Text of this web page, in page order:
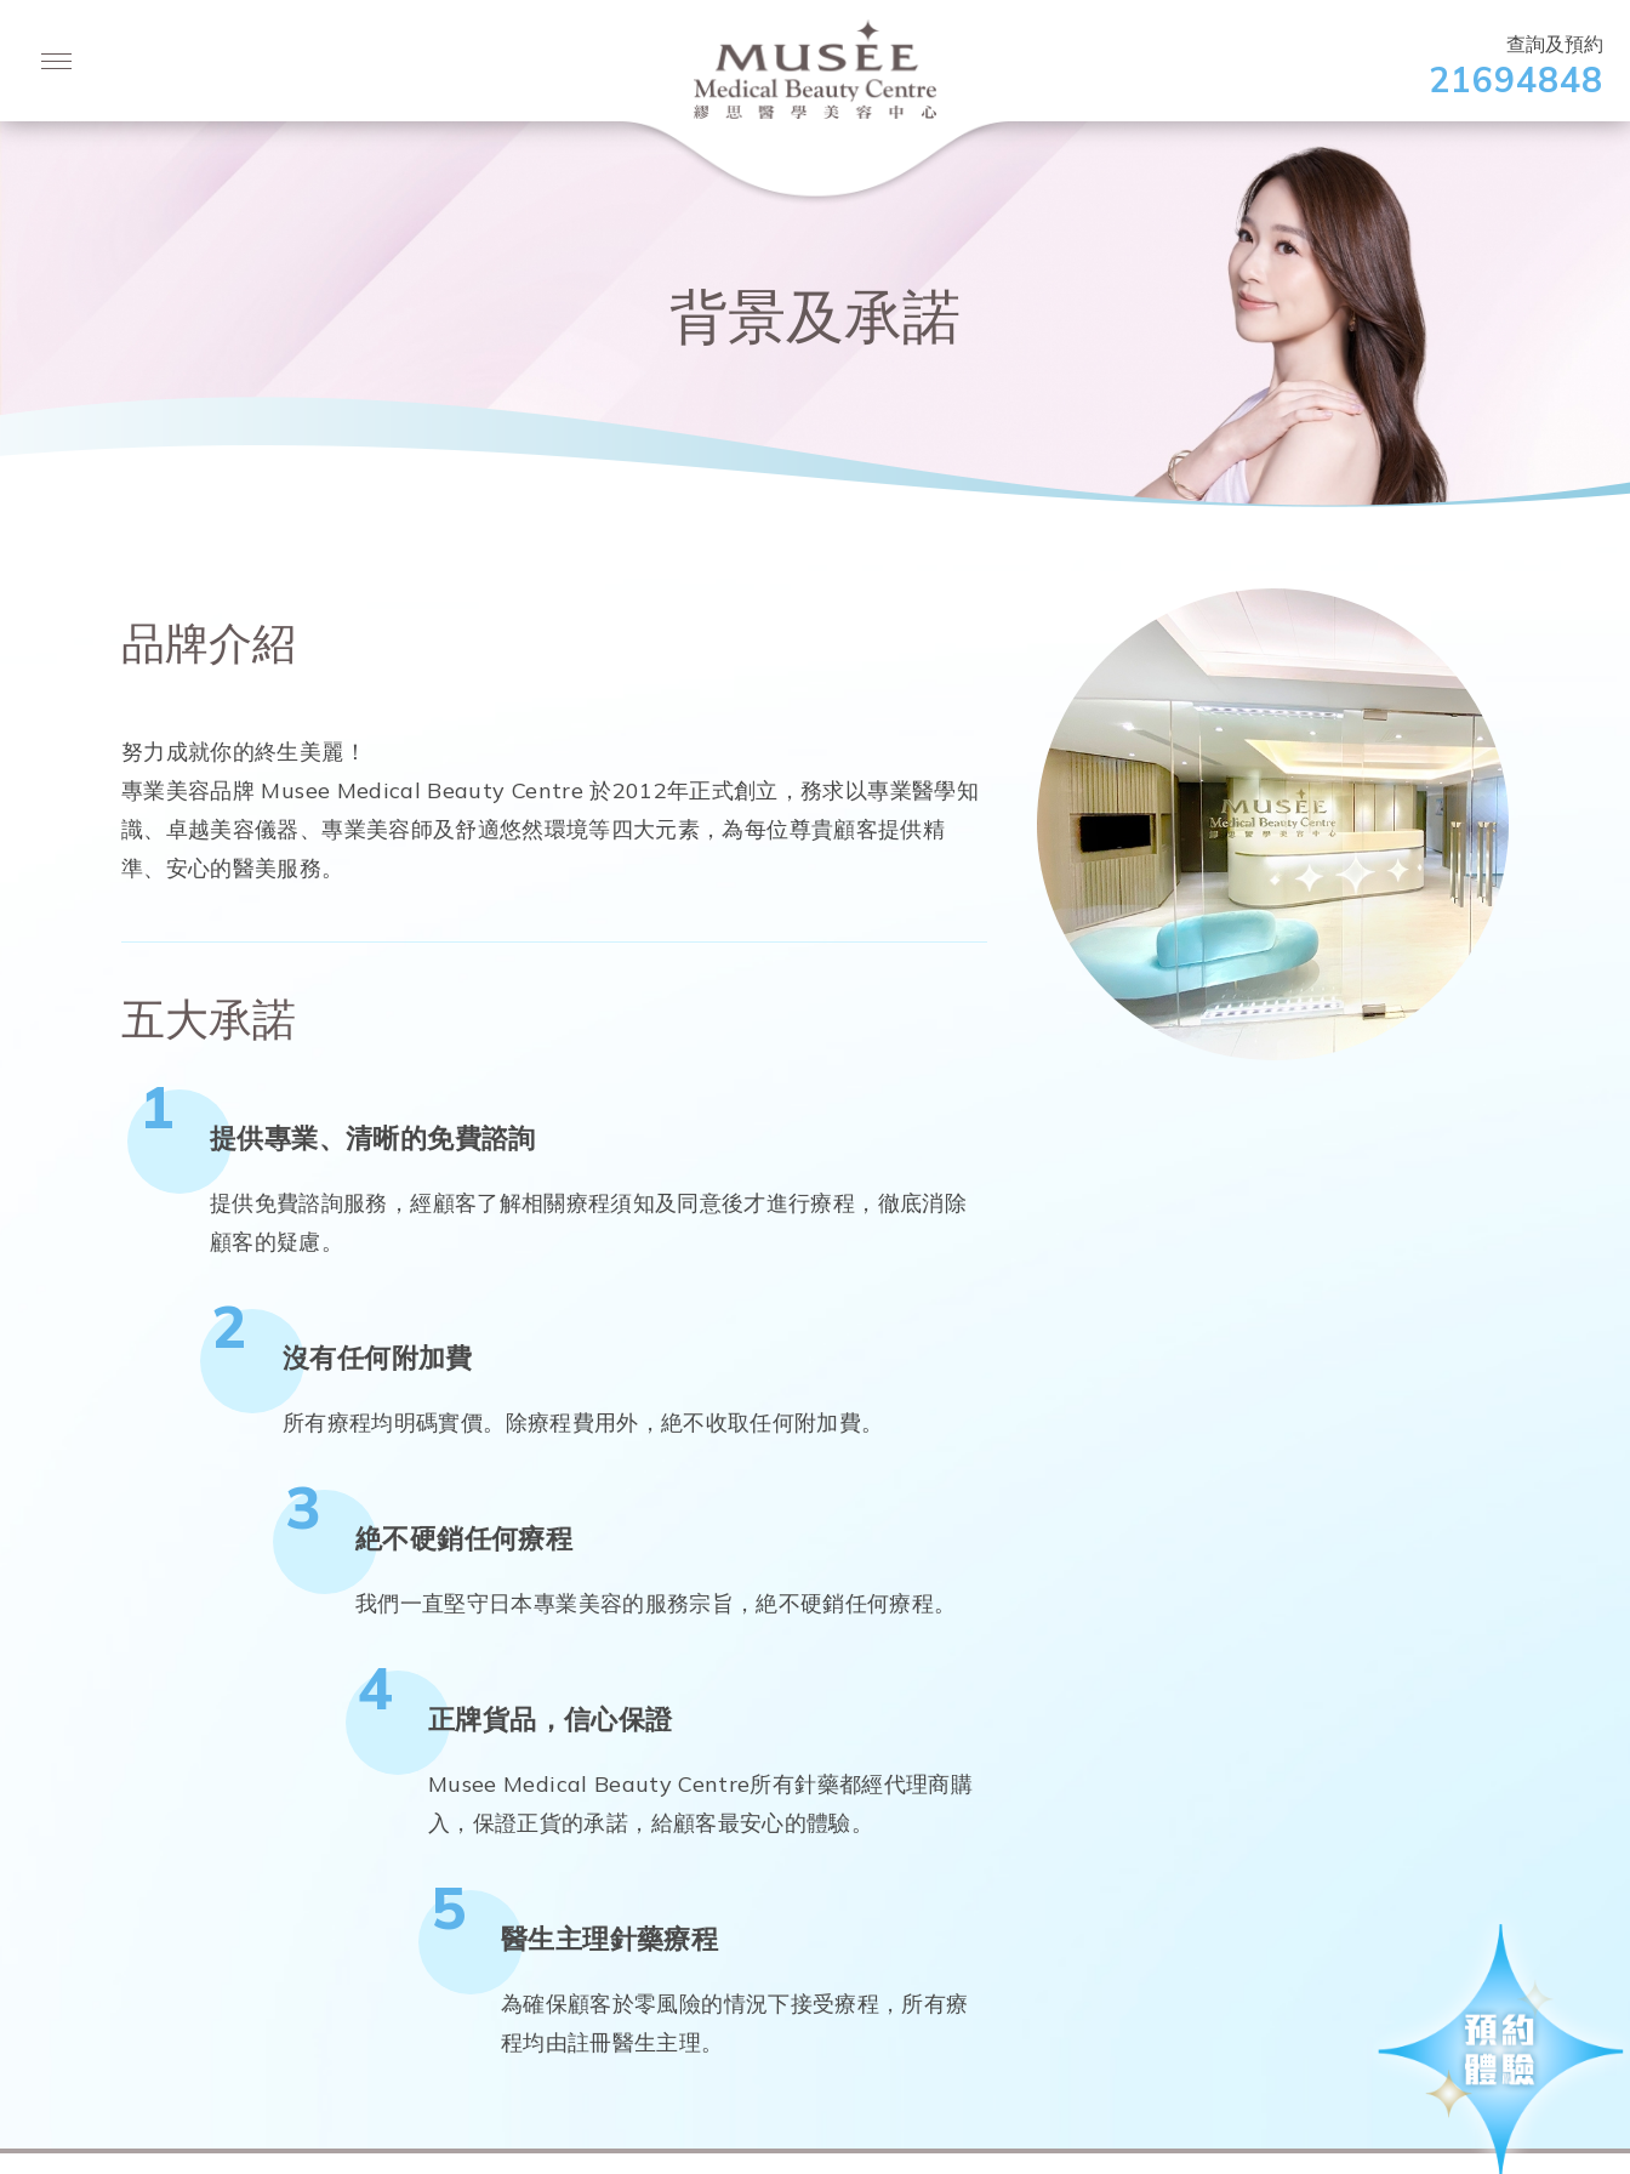
查詢及預約
21694848
背景及承諾
品牌介紹
努力成就你的終生美麗！
專業美容品牌 Musee Medical Beauty Centre 於2012年正式創立，務求以專業醫學知
識、卓越美容儀器、專業美容師及舒適悠然環境等四大元素，為每位尊貴顧客提供精
準、安心的醫美服務。
五大承諾
1 提供專業、清晰的免費諮詢
提供免費諮詢服務，經顧客了解相關療程須知及同意後才進行療程，徹底消除
顧客的疑慮。
2 沒有任何附加費
所有療程均明碼實價。除療程費用外，絶不收取任何附加費。
3 絶不硬銷任何療程
我們一直堅守日本專業美容的服務宗旨，絶不硬銷任何療程。
4 正牌貨品，信心保證
Musee Medical Beauty Centre所有針藥都經代理商購
入，保證正貨的承諾，給顧客最安心的體驗。
5 醫生主理針藥療程
為確保顧客於零風險的情況下接受療程，所有療
程均由註冊醫生主理。